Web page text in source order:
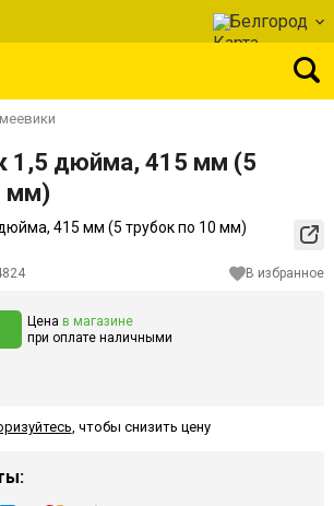
Белгород
1,5 дюйма, 415 мм (5
мм)
В избранное
Цена в магазине
при оплате наличными
, чтобы снизить цену